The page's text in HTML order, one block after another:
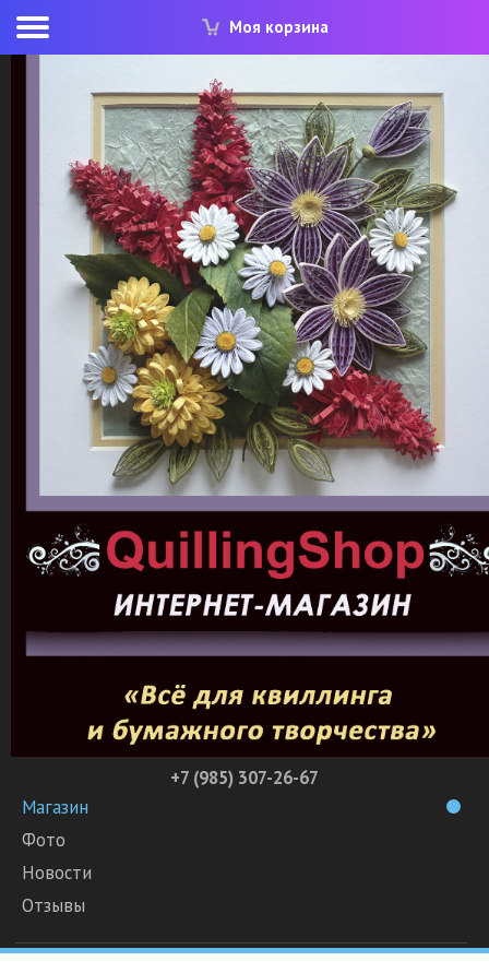
Моя корзина
+7 (985) 307-26-67
Магазин
Фото
Новости
Отзывы